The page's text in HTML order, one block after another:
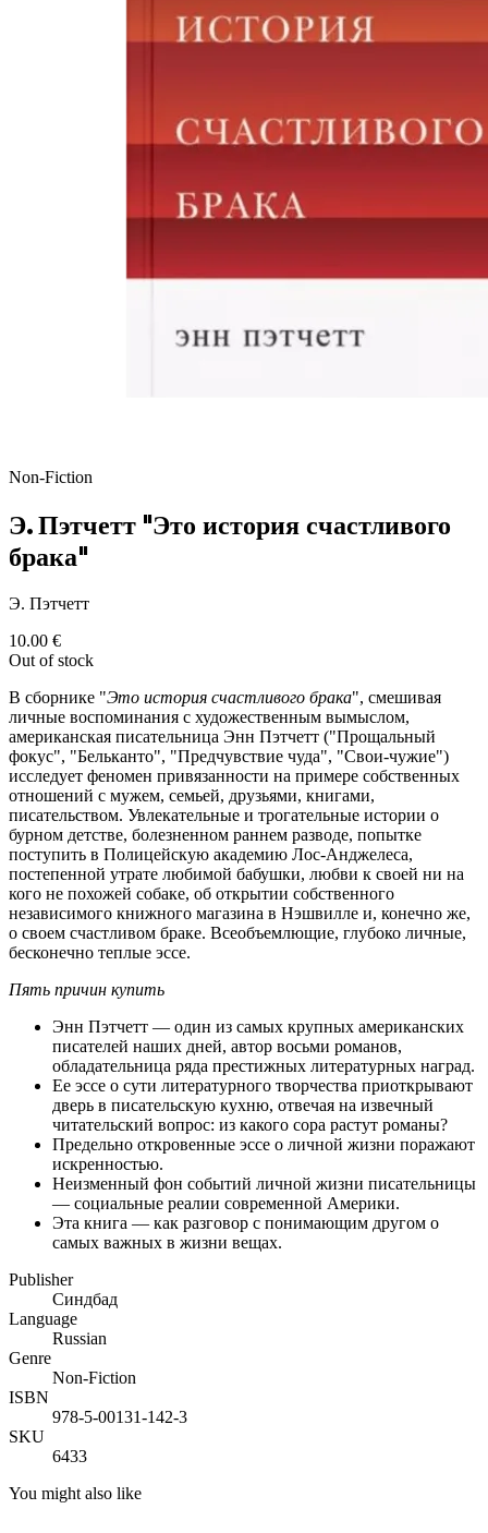
Non-Fiction
Э. Пэтчетт "Это история счастливого
брака"
Э. Пэтчетт
10.00 €
Out of stock
В сборнике "Это история счастливого брака", смешивая
личные воспоминания с художественным вымыслом,
американская писательница Энн Пэтчетт ("Прощальный
фокус", "Бельканто", "Предчувствие чуда", "Свои-чужие")
исследует феномен привязанности на примере собственных
отношений с мужем, семьей, друзьями, книгами,
писательством. Увлекательные и трогательные истории о
бурном детстве, болезненном раннем разводе, попытке
поступить в Полицейскую академию Лос-Анджелеса,
постепенной утрате любимой бабушки, любви к своей ни на
кого не похожей собаке, об открытии собственного
независимого книжного магазина в Нэшвилле и, конечно же,
о своем счастливом браке. Всеобъемлющие, глубоко личные,
бесконечно теплые эссе.
Пять причин купить
Энн Пэтчетт — один из самых крупных американских
писателей наших дней, автор восьми романов,
обладательница ряда престижных литературных наград.
Ее эссе о сути литературного творчества приоткрывают
дверь в писательскую кухню, отвечая на извечный
читательский вопрос: из какого сора растут романы?
Предельно откровенные эссе о личной жизни поражают
искренностью.
Неизменный фон событий личной жизни писательницы
— социальные реалии современной Америки.
Эта книга — как разговор с понимающим другом о
самых важных в жизни вещах.
Publisher
Синдбад
Language
Russian
Genre
Non-Fiction
ISBN
978-5-00131-142-3
SKU
6433
You might also like